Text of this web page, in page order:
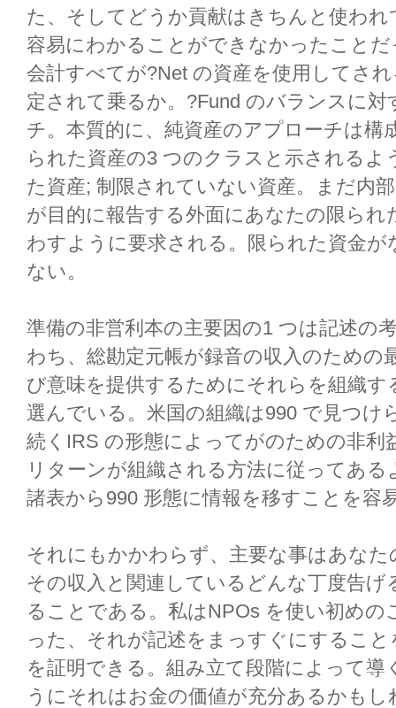
た、そしてどうか貢献はきちんと使わ
容易にわかることができなかったこと
会計すべてが?Net の資産を使用してさ
定されて乗るか。?Fund のバランスに
チ。本質的に、純資産のアプローチは構
られた資産の3 つのクラスと示されるよ
た資産; 制限されていない資産。まだ内
が目的に報告する外面にあなたの限ら
わすように要求される。限られた資金
ない。
準備の非営利本の主要因の1 つは記述の
わち、総勘定元帳が録音の収入のための
び意味を提供するためにそれらを組織
選んでいる。米国の組織は990 で見つけ
続くIRS の形態によってがのための非利
リターンが組織される方法に従ってあ
諸表から990 形態に情報を移すことを容
それにもかかわらず、主要な事はあな
その収入と関連しているどんな丁度告
ることである。私はNPOs を使い初め
った、それが記述をまっすぐにするこ
を証明できる。組み立て段階によって
うにそれはお金の価値が充分あるかも